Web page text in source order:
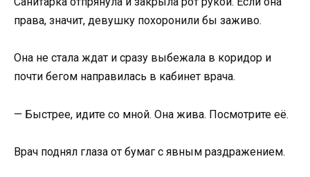
права, значит, девушку похоронили бы заживо.
Она не стала ждат и сразу выбежала в коридор и
почти бегом направилась в кабинет врача.
— Быстрее, идите со мной. Она жива. Посмотрите её.
Врач поднял глаза от бумаг с явным раздражением.